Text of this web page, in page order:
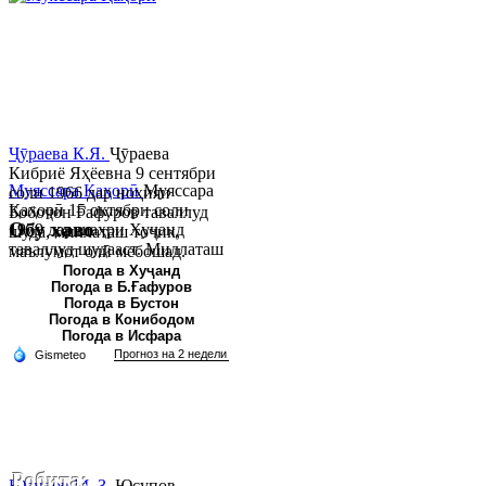
Муяссара ҚаҳорӣМуяссара
Қаҳорӣ 15 октябри соли
1979 дар шаҳри Хуҷанд
таваллуд шудааст. Миллаташ
тоҷик. Маълумот олӣ. Соли
2002 Донишгоҳи давлатии
Хуҷанд ба...
Ҷӯраева К.Я. Ҷӯраева
Кибриё Яҳёевна 9 сентябри
соли 1966 дар ноҳияи
Бобоҷон Ғафуров таваллуд
шуда, миллаташ тоҷик,
маълумот олӣ мебошад.
Соли 1997 Донишг...
Обу хаво
Погода в Хуҷанд
Погода в Б.Ғафуров
Погода в Бустон
Погода в Конибодом
Погода в Исфара
Робита: